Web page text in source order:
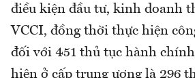
điều kiện đầu tư, kinh doanh
VCCI, đồng thời thực hiện
đối với 451 thủ tục hành
hiện ở cấp trung ương là 296